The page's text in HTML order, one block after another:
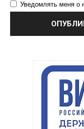
Уведомлять меня о